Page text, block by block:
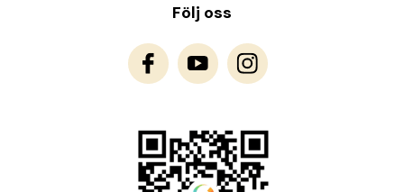
Följ oss